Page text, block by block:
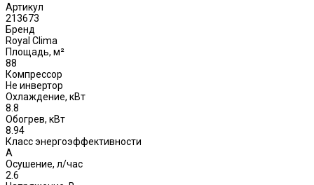
Артикул
213673
Бренд
Royal Clima
Площадь, м²
88
Компрессор
Не инвертор
Охлаждение, кВт
8.8
Обогрев, кВт
8.94
Класс энергоэффективности
A
Осушение, л/час
2.6